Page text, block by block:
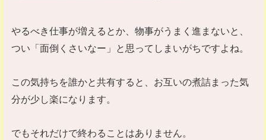
やるべき仕事が増えるとか、物事がうまく進まないと、
つい「面倒くさいなー」と思ってしまいがちですよね。
この気持ちを誰かと共有すると、お互いの煮詰まった気
分が少し楽になります。
でもそれだけで終わることはありません。